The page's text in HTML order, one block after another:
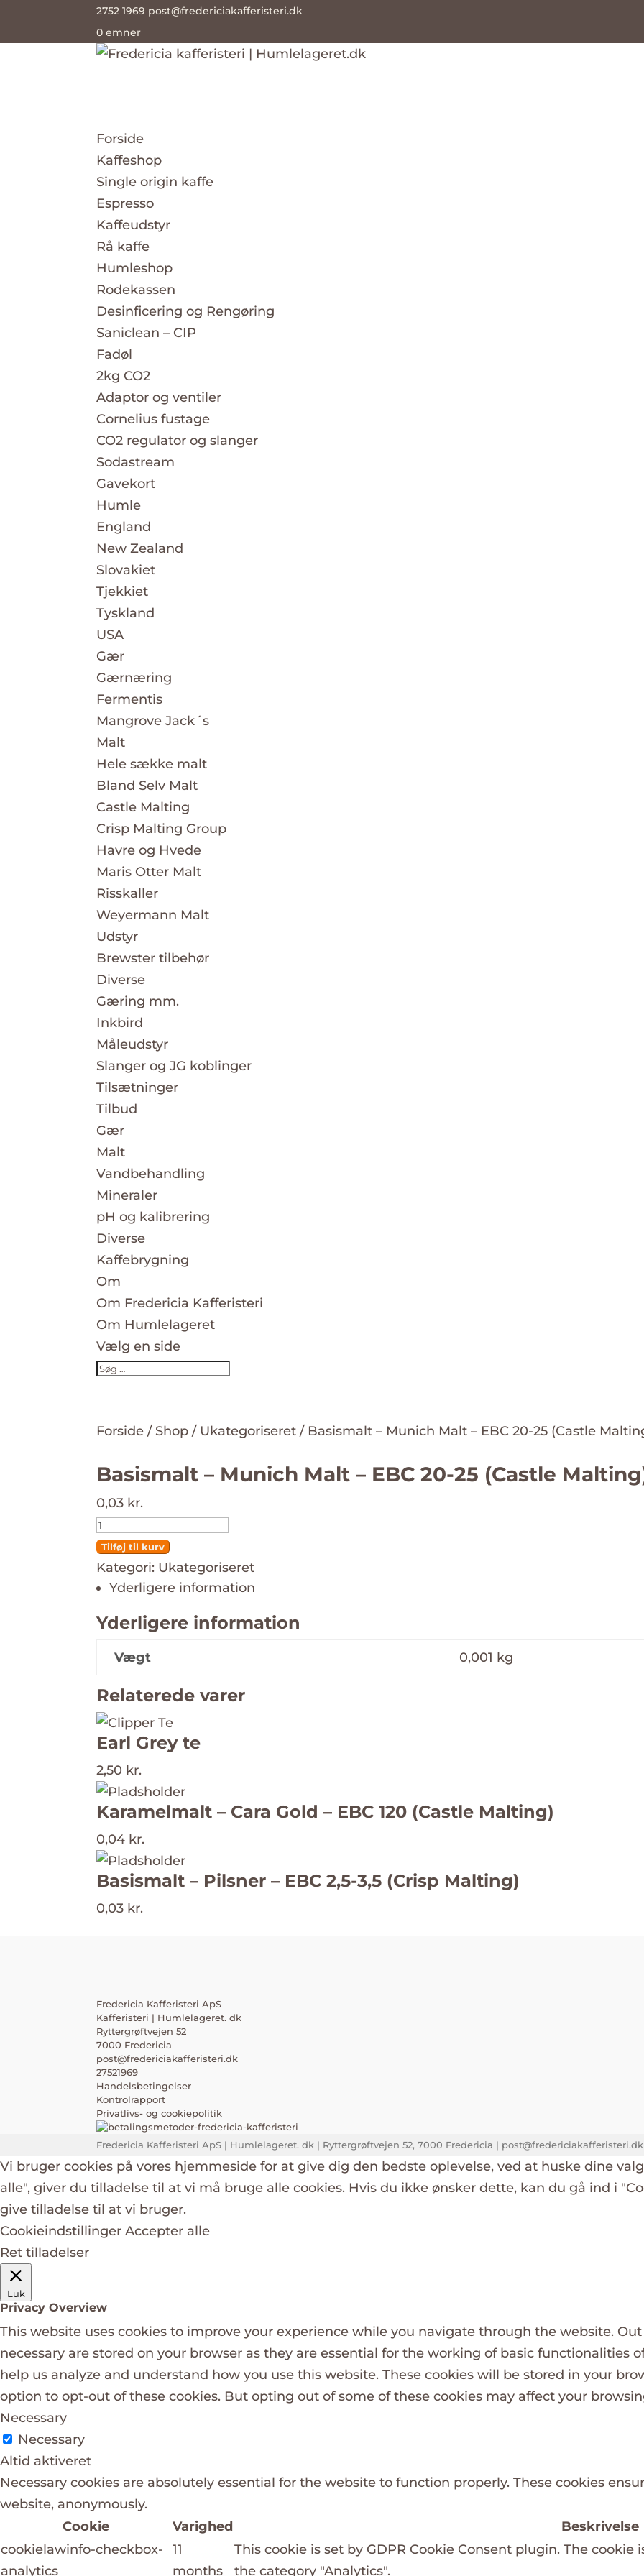
2752 1969 post@fredericiakafferisteri.dk
0 emner
Forside
Kaffeshop
Single origin kaffe
Espresso
Kaffeudstyr
Rå kaffe
Humleshop
Rodekassen
Desinficering og Rengøring
Saniclean – CIP
Fadøl
2kg CO2
Adaptor og ventiler
Cornelius fustage
CO2 regulator og slanger
Sodastream
Gavekort
Humle
England
New Zealand
Slovakiet
Tjekkiet
Tyskland
USA
Gær
Gærnæring
Fermentis
Mangrove Jack´s
Malt
Hele sække malt
Bland Selv Malt
Castle Malting
Crisp Malting Group
Havre og Hvede
Maris Otter Malt
Risskaller
Weyermann Malt
Udstyr
Brewster tilbehør
Diverse
Gæring mm.
Inkbird
Måleudstyr
Slanger og JG koblinger
Tilsætninger
Tilbud
Gær
Malt
Vandbehandling
Mineraler
pH og kalibrering
Diverse
Kaffebrygning
Om
Om Fredericia Kafferisteri
Om Humlelageret
Vælg en side
Forside / Shop / Ukategoriseret / Basismalt – Munich Malt – EBC 20-25 (Castle
Basismalt – Munich Malt – EBC 20-25 (Castle
0,03 kr.
Basismalt
-
Munich
Malt
EBC
20-
(Castle
Malting)
antal
Tilføj til kurv
Kategori: Ukategoriseret
Yderligere information
Yderligere information
Vægt 0,001 kg
Relaterede varer
Earl Grey te
2,50 kr.
Karamelmalt – Cara Gold – EBC 120 (Castle Malting)
0,04 kr.
Basismalt – Pilsner – EBC 2,5-3,5 (Crisp Malting)
0,03 kr.
Fredericia Kafferisteri ApS
Kafferisteri | Humlelageret. dk
Ryttergrøftvejen 52
7000 Fredericia
post@fredericiakafferisteri.dk
27521969
Handelsbetingelser
Kontrolrapport
Privatlivs- og cookiepolitik
Fredericia Kafferisteri ApS | Humlelageret. dk | Ryttergrøftvejen 52, 7000 Fredericia | post@fredericiakafferisteri.dk
Vi bruger cookies på vores hjemmeside for at give dig den bedste oplevelse, ved at huske dine
alle", giver du tilladelse til at vi må bruge alle cookies. Hvis du ikke ønsker dette, kan du gå ind i
give tilladelse til at vi bruger.
Cookieindstillinger Accepter alle
Ret tilladelser
Luk
Privacy Overview
This website uses cookies to improve your experience while you navigate through the website.
necessary are stored on your browser as they are essential for the working of basic functionalities
help us analyze and understand how you use this website. These cookies will be stored in your
option to opt-out of these cookies. But opting out of some of these cookies may affect your
Necessary
Necessary
Altid aktiveret
Necessary cookies are absolutely essential for the website to function properly. These cookies
website, anonymously.
Cookie
Varighed
Beskrivelse
cookielawinfo-checkbox-
analytics
11
months
This cookie is set by GDPR Cookie Consent plugin. The
the category "Analytics".